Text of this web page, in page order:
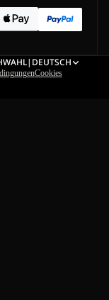
| DEUTSCH
Cookies